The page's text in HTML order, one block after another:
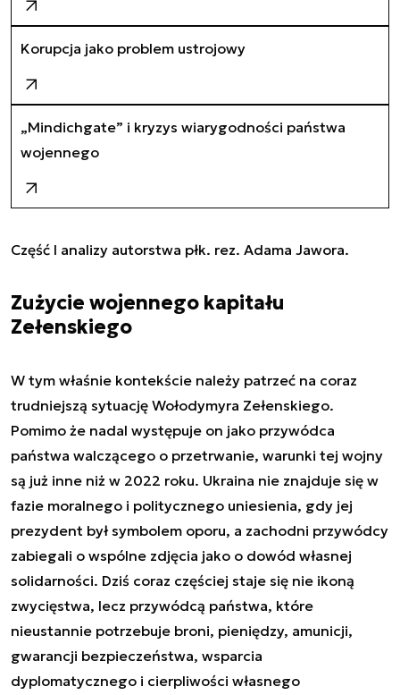
Korupcja jako problem ustrojowy
„Mindichgate” i kryzys wiarygodności państwa
wojennego
Część I analizy autorstwa płk. rez. Adama Jawora.
Zużycie wojennego kapitału
Zełenskiego
W tym właśnie kontekście należy patrzeć na coraz
trudniejszą sytuację Wołodymyra Zełenskiego.
Pomimo że nadal występuje on jako przywódca
państwa walczącego o przetrwanie, warunki tej wojny
są już inne niż w 2022 roku. Ukraina nie znajduje się w
fazie moralnego i politycznego uniesienia, gdy jej
prezydent był symbolem oporu, a zachodni przywódcy
zabiegali o wspólne zdjęcia jako o dowód własnej
solidarności. Dziś coraz częściej staje się nie ikoną
zwycięstwa, lecz przywódcą państwa, które
nieustannie potrzebuje broni, pieniędzy, amunicji,
gwarancji bezpieczeństwa, wsparcia
dyplomatycznego i cierpliwości własnego